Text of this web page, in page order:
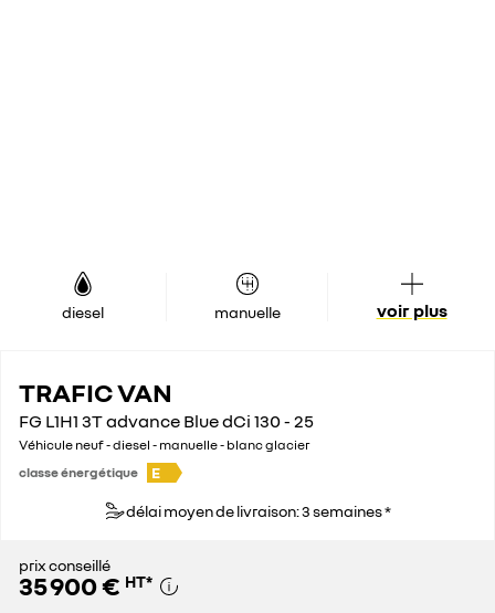
diesel manuelle voir plus
TRAFIC VAN
FG L1H1 3T advance Blue dCi 130 - 25
Véhicule neuf - diesel - manuelle - blanc glacier
classe énergétique
E
délai moyen de livraison: 3 semaines *
prix conseillé
35 900 € HT*